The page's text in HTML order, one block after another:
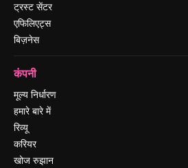
ट्रस्ट सेंटर
एफिलिएट्स
बिज़नेस
कंपनी
मूल्य निर्धारण
हमारे बारे में
रिव्यू
करियर
खोज रुझान